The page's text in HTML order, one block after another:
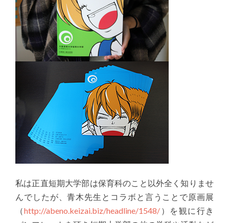
私は正直短期大学部は保育科のこと以外全く知りませ
んでしたが、青木先生とコラボと言うことで原画展
（http://abeno.keizai.biz/headline/1548/ ）を観に行き